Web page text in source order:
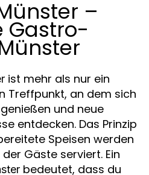
–
Gastro-
ist mehr als nur ein
Treffpunkt, an dem sich
und neue
entdecken. Das Prinzip
Speisen werden
Gäste serviert. Ein
bedeutet, dass du